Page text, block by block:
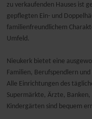
zu verkaufenden Hauses ist
gepflegten Ein- und
familienfreundlichem
Umfeld.
Nieukerk bietet eine
Familien, Berufspendlern
Alle Einrichtungen des
Supermärkte, Ärzte, Banken,
Kindergärten sind bequem